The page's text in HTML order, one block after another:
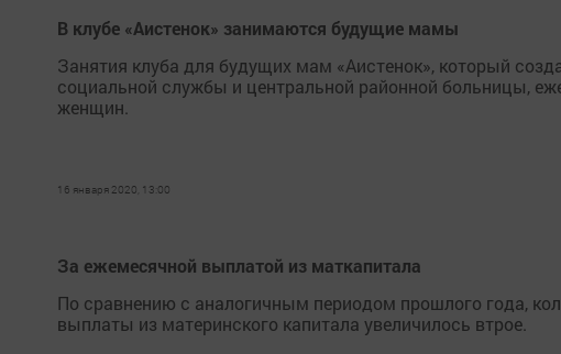
В клубе «Аистенок» занимаются будущие мамы
Занятия клуба для будущих мам «Аистенок», который
социальной службы и центральной районной больницы,
женщин.
16 января 2020, 13:00
За ежемесячной выплатой из маткапитала
По сравнению с аналогичным периодом прошлого года,
выплаты из материнского капитала увеличилось втрое.